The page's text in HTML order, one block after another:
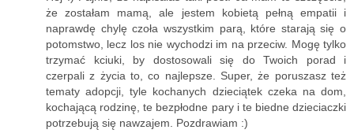
że zostałam mamą, ale jestem kobietą pełną empatii i
naprawdę chylę czoła wszystkim parą, które starają się o
potomstwo, lecz los nie wychodzi im na przeciw. Mogę tylko
trzymać kciuki, by dostosowali się do Twoich porad i
czerpali z życia to, co najlepsze. Super, że poruszasz też
tematy adopcji, tyle kochanych dzieciątek czeka na dom,
kochającą rodzinę, te bezpłodne pary i te biedne dzieciaczki
potrzebują się nawzajem. Pozdrawiam :)